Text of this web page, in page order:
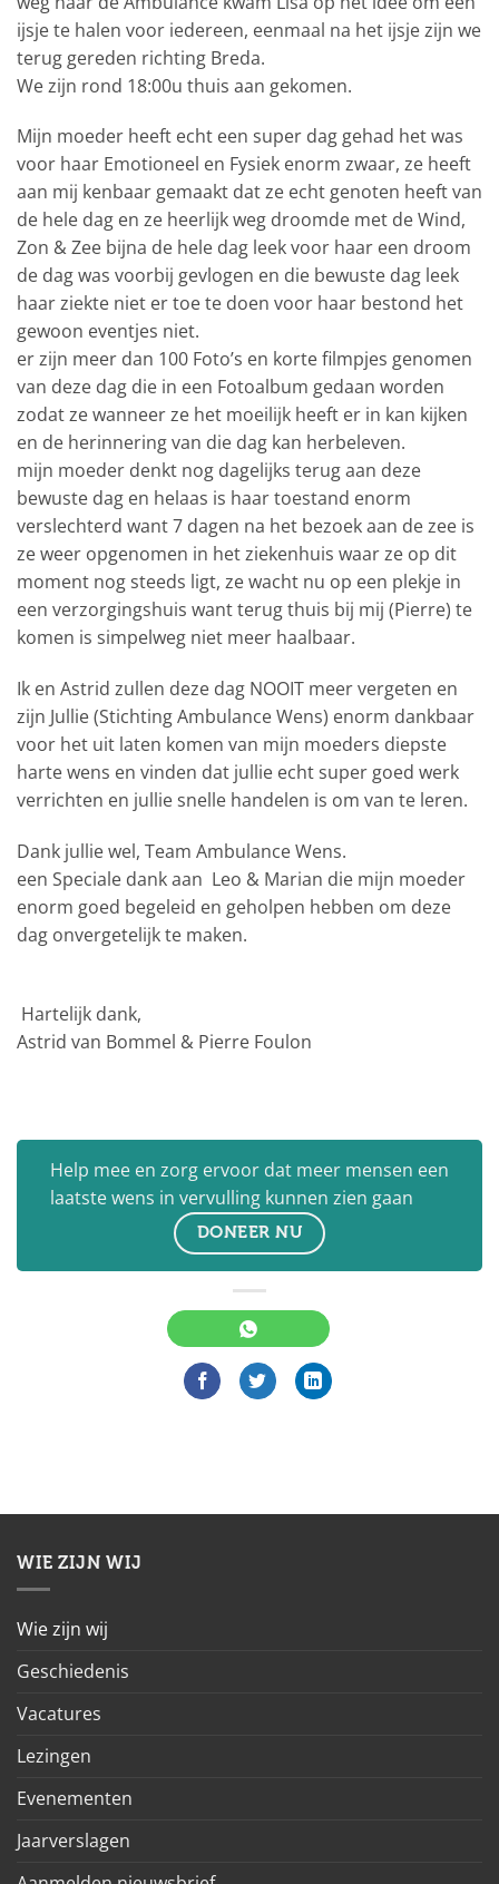
ijsje te halen voor iedereen, eenmaal na het ijsje zijn we
terug gereden richting Breda.
We zijn rond 18:00u thuis aan gekomen.
Mijn moeder heeft echt een super dag gehad het was
voor haar Emotioneel en Fysiek enorm zwaar, ze heeft
aan mij kenbaar gemaakt dat ze echt genoten heeft van
de hele dag en ze heerlijk weg droomde met de Wind,
Zon & Zee bijna de hele dag leek voor haar een droom
de dag was voorbij gevlogen en die bewuste dag leek
haar ziekte niet er toe te doen voor haar bestond het
gewoon eventjes niet.
er zijn meer dan 100 Foto’s en korte filmpjes genomen
van deze dag die in een Fotoalbum gedaan worden
zodat ze wanneer ze het moeilijk heeft er in kan kijken
en de herinnering van die dag kan herbeleven.
mijn moeder denkt nog dagelijks terug aan deze
bewuste dag en helaas is haar toestand enorm
verslechterd want 7 dagen na het bezoek aan de zee is
ze weer opgenomen in het ziekenhuis waar ze op dit
moment nog steeds ligt, ze wacht nu op een plekje in
een verzorgingshuis want terug thuis bij mij (Pierre) te
komen is simpelweg niet meer haalbaar.
Ik en Astrid zullen deze dag NOOIT meer vergeten en
zijn Jullie (Stichting Ambulance Wens) enorm dankbaar
voor het uit laten komen van mijn moeders diepste
harte wens en vinden dat jullie echt super goed werk
verrichten en jullie snelle handelen is om van te leren.
Dank jullie wel, Team Ambulance Wens.
een Speciale dank aan Leo & Marian die mijn moeder
enorm goed begeleid en geholpen hebben om deze
dag onvergetelijk te maken.
Hartelijk dank,
Astrid van Bommel & Pierre Foulon
Help mee en zorg ervoor dat meer mensen een
laatste wens in vervulling kunnen zien gaan
DONEER NU
WIE ZIJN WIJ
Wie zijn wij
Geschiedenis
Vacatures
Lezingen
Evenementen
Jaarverslagen